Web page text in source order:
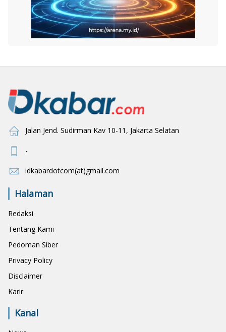
Jalan Jend. Sudirman Kav 10-11, Jakarta Selatan
-
idkabardotcom(at)gmail.com
Halaman
Redaksi
Tentang Kami
Pedoman Siber
Privacy Policy
Disclaimer
Karir
Kanal